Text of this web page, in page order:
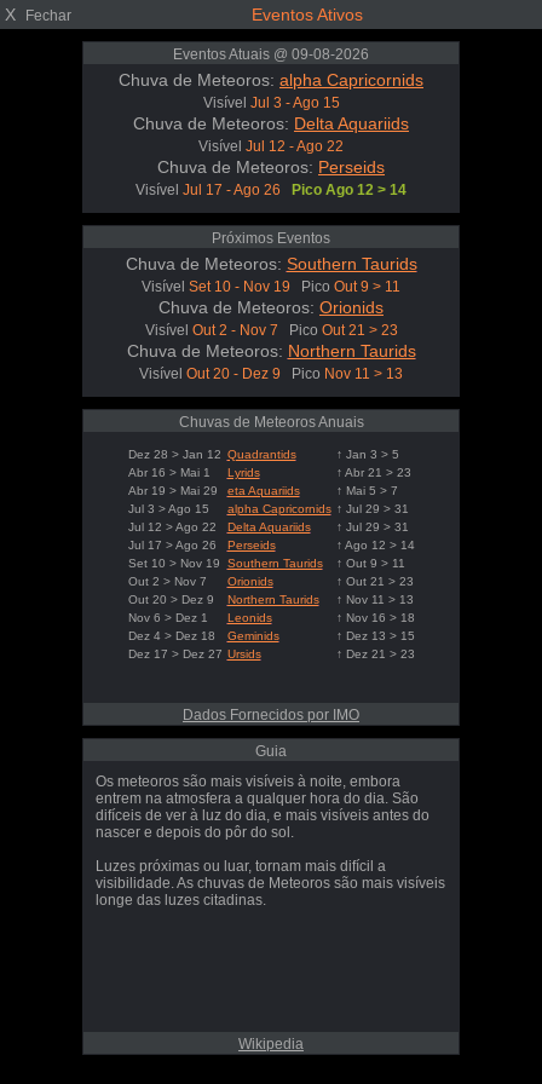
X Fechar Eventos Ativos
Eventos Atuais @ 09-08-2026
Chuva de Meteoros: alpha Capricornids
Visível Jul 3 - Ago 15
Chuva de Meteoros: Delta Aquariids
Visível Jul 12 - Ago 22
Chuva de Meteoros: Perseids
Visível Jul 17 - Ago 26 Pico Ago 12 > 14
Próximos Eventos
Chuva de Meteoros: Southern Taurids
Visível Set 10 - Nov 19 Pico Out 9 > 11
Chuva de Meteoros: Orionids
Visível Out 2 - Nov 7 Pico Out 21 > 23
Chuva de Meteoros: Northern Taurids
Visível Out 20 - Dez 9 Pico Nov 11 > 13
Chuvas de Meteoros Anuais
Dez 28 > Jan 12 Quadrantids
↑ Jan 3 > 5
Abr 16 > Mai 1
Lyrids
↑ Abr 21 > 23
Abr 19 > Mai 29
eta Aquariids
↑ Mai 5 > 7
Jul 3 > Ago 15
alpha Capricornids ↑ Jul 29 > 31
Jul 12 > Ago 22
Delta Aquariids
↑ Jul 29 > 31
Jul 17 > Ago 26
Perseids
↑ Ago 12 > 14
Set 10 > Nov 19
Southern Taurids
↑ Out 9 > 11
Out 2 > Nov 7
Orionids
↑ Out 21 > 23
Out 20 > Dez 9
Northern Taurids
↑ Nov 11 > 13
Nov 6 > Dez 1
Leonids
↑ Nov 16 > 18
Dez 4 > Dez 18
Geminids
↑ Dez 13 > 15
Dez 17 > Dez 27 Ursids ↑ Dez 21 > 23
Dados Fornecidos por IMO
Guia
Os meteoros são mais visíveis à noite, embora
entrem na atmosfera a qualquer hora do dia. São
difíceis de ver à luz do dia, e mais visíveis antes do
nascer e depois do pôr do sol.
Luzes próximas ou luar, tornam mais difícil a
visibilidade. As chuvas de Meteoros são mais visíveis
longe das luzes citadinas.
Wikipedia